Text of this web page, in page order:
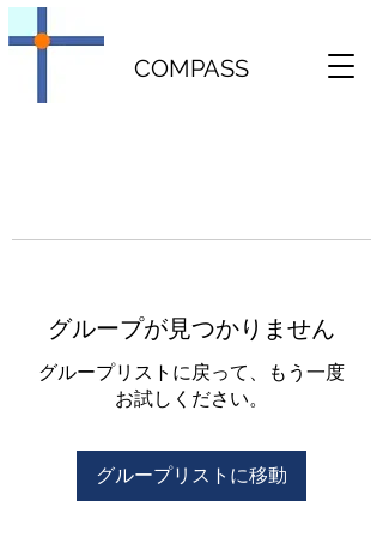
COMPASS
グループが見つかりません
グループリストに戻って、もう一度
お試しください。
グループリストに移動